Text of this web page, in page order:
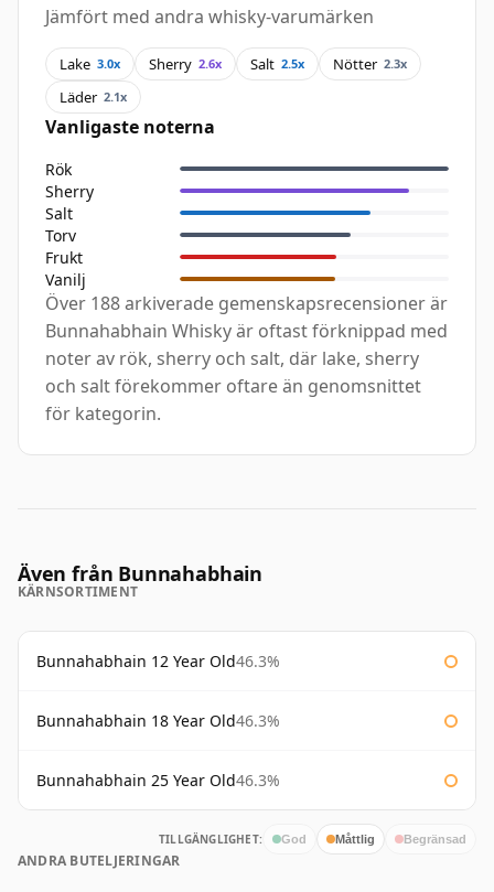
Jämfört med andra whisky-varumärken
Lake 3.0x Sherry 2.6x Salt 2.5x Nötter 2.3x
Läder 2.1x
Vanligaste noterna
Rök
Sherry
Salt
Torv
Frukt
Vanilj
Över 188 arkiverade gemenskapsrecensioner är
Bunnahabhain Whisky är oftast förknippad med
noter av rök, sherry och salt, där lake, sherry
och salt förekommer oftare än genomsnittet
för kategorin.
Även från Bunnahabhain
KÄRNSORTIMENT
Bunnahabhain 12 Year Old46.3%
Bunnahabhain 18 Year Old46.3%
Bunnahabhain 25 Year Old46.3%
TILLGÄNGLIGHET: God Måttlig Begränsad
ANDRA BUTELJERINGAR